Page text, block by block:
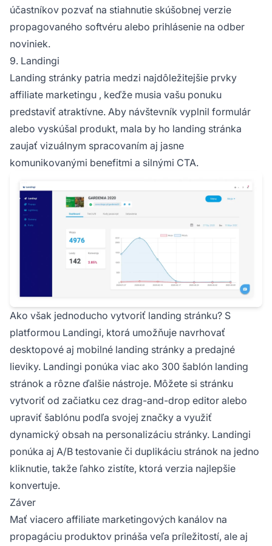
účastníkov pozvať na stiahnutie skúšobnej verzie
propagovaného softvéru alebo prihlásenie na odber
noviniek.
9. Landingi
Landing stránky patria medzi najdôležitejšie prvky
affiliate marketingu , keďže musia vašu ponuku
predstaviť atraktívne. Aby návštevník vyplnil formulár
alebo vyskúšal produkt, mala by ho landing stránka
zaujať vizuálnym spracovaním aj jasne
komunikovanými benefitmi a silnými CTA.
Ako však jednoducho vytvoriť landing stránku? S
platformou Landingi, ktorá umožňuje navrhovať
desktopové aj mobilné landing stránky a predajné
lieviky. Landingi ponúka viac ako 300 šablón landing
stránok a rôzne ďalšie nástroje. Môžete si stránku
vytvoriť od začiatku cez drag-and-drop editor alebo
upraviť šablónu podľa svojej značky a využiť
dynamický obsah na personalizáciu stránky. Landingi
ponúka aj A/B testovanie či duplikáciu stránok na jedno
kliknutie, takže ľahko zistíte, ktorá verzia najlepšie
konvertuje.
Záver
Mať viacero affiliate marketingových kanálov na
propagáciu produktov prináša veľa príležitostí, ale aj